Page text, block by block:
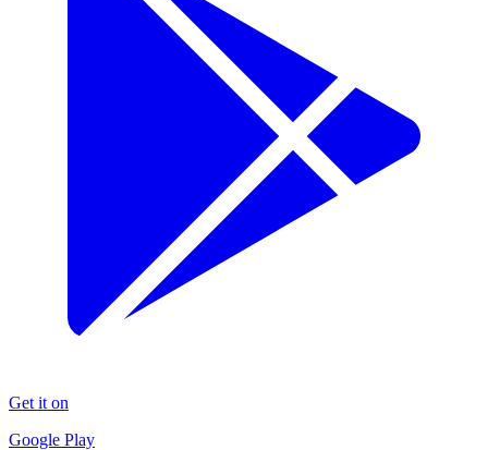
Get it on
Google Play